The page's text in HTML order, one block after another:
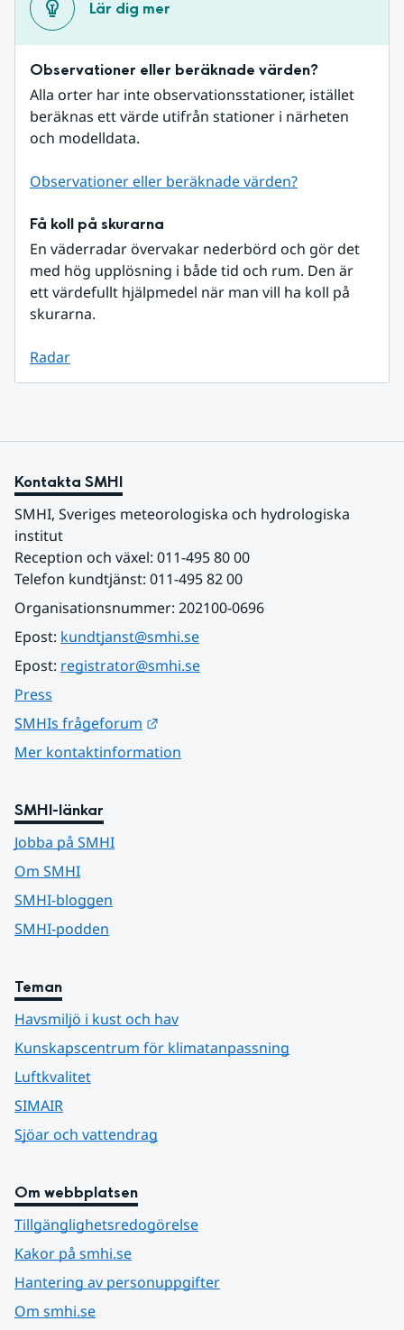
Lär dig mer
Observationer eller beräknade värden?
Alla orter har inte observationsstationer, istället
beräknas ett värde utifrån stationer i närheten
och modelldata.
Observationer eller beräknade värden?
Få koll på skurarna
En väderradar övervakar nederbörd och gör det
med hög upplösning i både tid och rum. Den är
ett värdefullt hjälpmedel när man vill ha koll på
skurarna.
Radar
Kontakta SMHI
SMHI, Sveriges meteorologiska och hydrologiska
institut
Reception och växel: 011-495 80 00
Telefon kundtjänst: 011-495 82 00
Organisationsnummer: 202100-0696
Epost: kundtjanst@smhi.se
Epost: registrator@smhi.se
Press
SMHIs frågeforum
Mer kontaktinformation
SMHI-länkar
Jobba på SMHI
Om SMHI
SMHI-bloggen
SMHI-podden
Teman
Havsmiljö i kust och hav
Kunskapscentrum för klimatanpassning
Luftkvalitet
SIMAIR
Sjöar och vattendrag
Om webbplatsen
Tillgänglighetsredogörelse
Kakor på smhi.se
Hantering av personuppgifter
Om smhi.se